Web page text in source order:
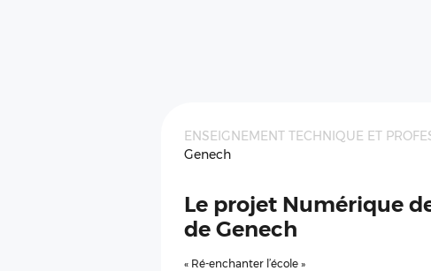
ENSEIGNEMENT TECHNIQUE ET
Genech
Le projet Numérique
de Genech
« Ré-enchanter l’école »